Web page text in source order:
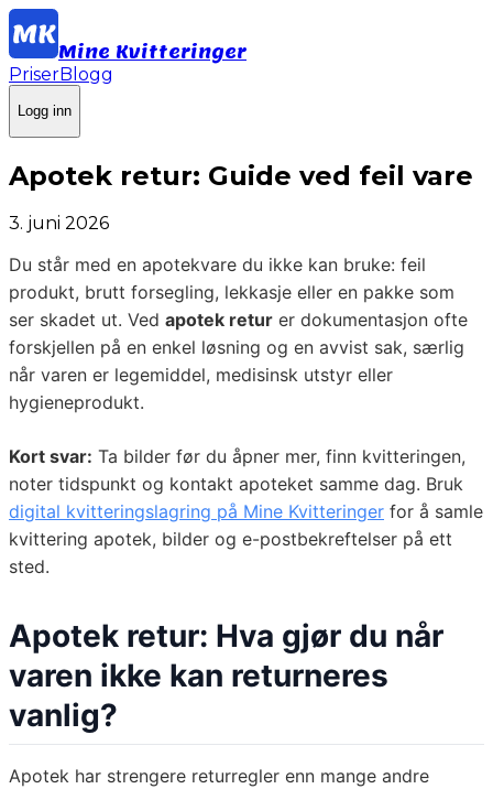
Mine Kvitteringer
PriserBlogg
Logg inn
Apotek retur: Guide ved feil vare
3. juni 2026
Du står med en apotekvare du ikke kan bruke: feil
produkt, brutt forsegling, lekkasje eller en pakke som
ser skadet ut. Ved apotek retur er dokumentasjon ofte
forskjellen på en enkel løsning og en avvist sak, særlig
når varen er legemiddel, medisinsk utstyr eller
hygieneprodukt.
Kort svar: Ta bilder før du åpner mer, finn kvitteringen,
noter tidspunkt og kontakt apoteket samme dag. Bruk
digital kvitteringslagring på Mine Kvitteringer for å samle
kvittering apotek, bilder og e-postbekreftelser på ett
sted.
Apotek retur: Hva gjør du når
varen ikke kan returneres
vanlig?
Apotek har strengere returregler enn mange andre